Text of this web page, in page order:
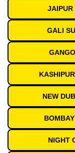
JAIPUR
GALI
NEW
NIGHT